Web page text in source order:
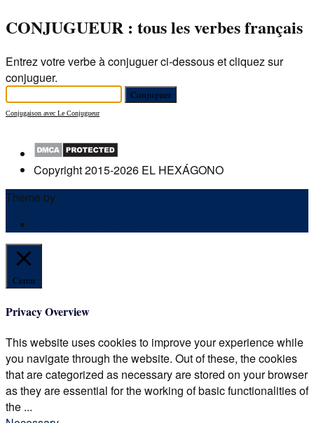
CONJUGUEUR : tous les verbes français
Entrez votre verbe à conjuguer ci-dessous et cliquez sur
conjuguer.
Conjugaison avec Le Conjugueur
Copyright 2015-2026 EL HEXÁGONO
Theme by
Cerrar
Privacy Overview
This website uses cookies to improve your experience while
you navigate through the website. Out of these, the cookies
that are categorized as necessary are stored on your browser
as they are essential for the working of basic functionalities of
the ...